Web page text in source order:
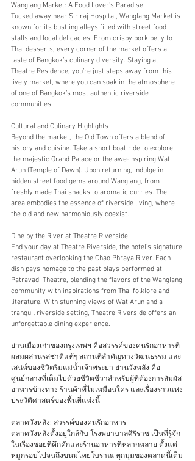
Wanglang Market: A Food Lover’s Paradise
Tucked away near Siriraj Hospital, Wanglang Market is
known for its bustling alleys filled with street food
stalls and local delicacies. From crispy pork belly to
Thai desserts, every corner of the market offers a
taste of Bangkok’s culinary diversity. Staying at
Theatre Residence, you’re just steps away from this
lively market, where you can soak in the atmosphere
of one of Bangkok’s most authentic riverside
communities.
Cultural and Culinary Highlights
Beyond the market, the Old Town offers a blend of
history and cuisine. Take a short boat ride to explore
the majestic Grand Palace or the awe-inspiring Wat
Arun (Temple of Dawn). Upon returning, indulge in
hidden street food gems around Wanglang, from
freshly made Thai snacks to aromatic curries. The
area embodies the essence of riverside living, where
the old and new harmoniously coexist.
Dine by the River at Theatre Riverside
End your day at Theatre Riverside, the hotel’s signature
restaurant overlooking the Chao Phraya River. Each
dish pays homage to the past plays performed at
Patravadi Theatre, blending the flavors of the Wanglang
community with inspirations from Thai folklore and
literature. With stunning views of Wat Arun and a
tranquil riverside setting, Theatre Riverside offers an
unforgettable dining experience.
ย่านเมืองเก่าของกรุงเทพฯ คือสวรรค์ของคนรักอาหารที่
ผสมผสานรสชาติแท้ๆ สถานที่สำคัญทางวัฒนธรรม และ
เสน่ห์ของชีวิตริมแม่น้ำเจ้าพระยา ย่านวังหลัง คือ
ศูนย์กลางที่เต็มไปด้วยชีวิตชีวาสำหรับผู้ที่ต้องการสัมผัส
อาหารข้างทาง ร้านค้าที่ไม่เหมือนใคร และเรื่องราวแห่ง
ประวัติศาสตร์ของพื้นที่แห่งนี้
ตลาดวังหลัง: สวรรค์ของคนรักอาหาร
ตลาดวังหลังตั้งอยู่ใกล้กับ โรงพยาบาลศิริราช เป็นที่รู้จัก
ในเรื่องซอยที่คึกคักและร้านอาหารที่หลากหลาย ตั้งแต่
หมูกรอบไปจนถึงขนมไทยโบราณ ทุกมุมของตลาดนี้เต็ม